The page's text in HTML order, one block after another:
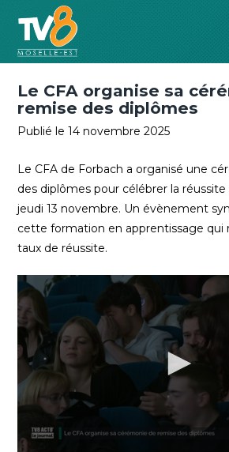
Le CFA organise sa
remise des diplômes
Publié le 14 novembre 2025
Le CFA de Forbach a organisé une
des diplômes pour célébrer la
jeudi 13 novembre. Un évènement
cette formation en apprentissage qui
taux de réussite.